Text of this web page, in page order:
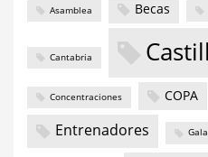
Asamblea Becas
Cantabria
Concentraciones COPA
Entrenadores Gala